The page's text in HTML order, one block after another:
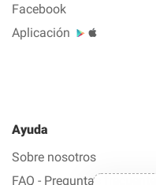
Facebook
Aplicación
Ayuda
Sobre nosotros
FAQ - Preguntas frecuentes